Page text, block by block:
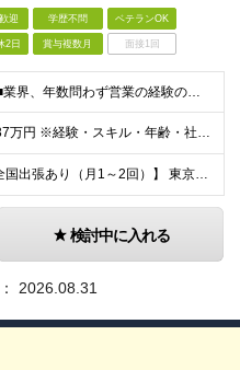
迎 学歴不問 ベテランOK
2日 賞与複数月 面接1回
＜必須条件＞ ■業界、年数問わず営業の経験のある方（接客・販売経験者もOK！） ■基本的なPCスキル（Word・Excel・PowerPointの操作ができる方） ※人事・採用の経験は問いません。学歴
月給25万円～37万円 ※経験・スキル・年齢・社会人経験などを考慮のうえ、決定します。 ※上記には固定残業代（月33,400～69,600円／20～30時間分）を含み、超過分は別途支給します。 ※固定
【転勤なし／全国出張あり（月1～2回）】 東京都目黒区三田1-11-1 ※(変更の範囲)上記を除く当社関連勤務地
検討中に入れる
2026.08.31